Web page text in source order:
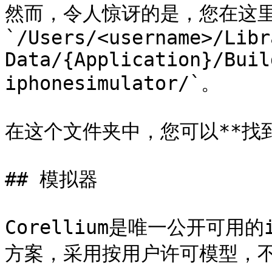
然而，令人惊讶的是，您在这
`/Users/<username>/
Data/{Application}/
iphonesimulator/`。
在这个文件夹中，您可以**找
## 模拟器
Corellium是唯一公开可用的
方案，采用按用户许可模型，